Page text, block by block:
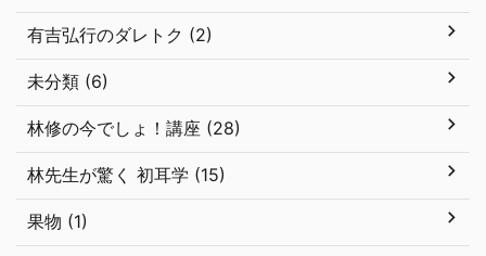
有吉弘行のダレトク (2)
未分類 (6)
林修の今でしょ！講座 (28)
林先生が驚く 初耳学 (15)
果物 (1)